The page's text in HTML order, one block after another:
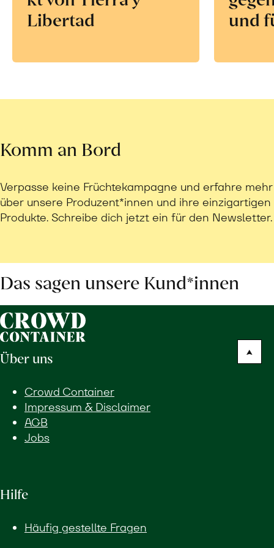
Libertad
und
Komm an Bord
Verpasse keine Früchtekampagne und erfahre mehr
über unsere Produzent*innen und ihre einzigartigen
Produkte. Schreibe dich jetzt ein für den Newsletter.
Das sagen unsere Kund*innen
Über uns
Crowd Container
Impressum & Disclaimer
AGB
Jobs
Hilfe
Häufig gestellte Fragen